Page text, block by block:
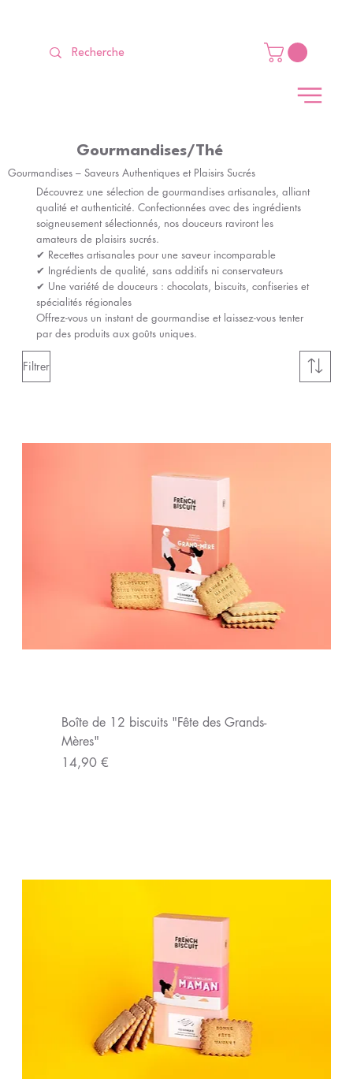
Gourmandises/Thé
Gourmandises – Saveurs Authentiques et Plaisirs Sucrés
Découvrez une sélection de gourmandises artisanales, alliant
qualité et authenticité. Confectionnées avec des ingrédients
soigneusement sélectionnés, nos douceurs raviront les
amateurs de plaisirs sucrés.
✔ Recettes artisanales pour une saveur incomparable
✔ Ingrédients de qualité, sans additifs ni conservateurs
✔ Une variété de douceurs : chocolats, biscuits, confiseries et
spécialités régionales
Offrez-vous un instant de gourmandise et laissez-vous tenter
par des produits aux goûts uniques.
Filtrer
Boîte de 12 biscuits "Fête des Grands-
Mères"
Prix
14,90 €